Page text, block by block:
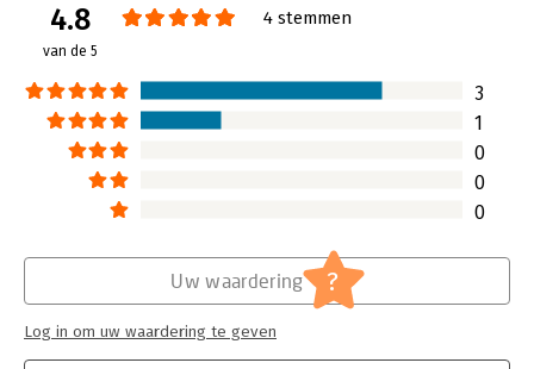
Verschijningsdatum:
4-5-2013
Hoofdrubriek:
Serie:
Best Practice IT Management reeks
4.8
van de 5
4 stemmen
3
1
0
0
0
Uw waardering ?
Log in om uw waardering te geven